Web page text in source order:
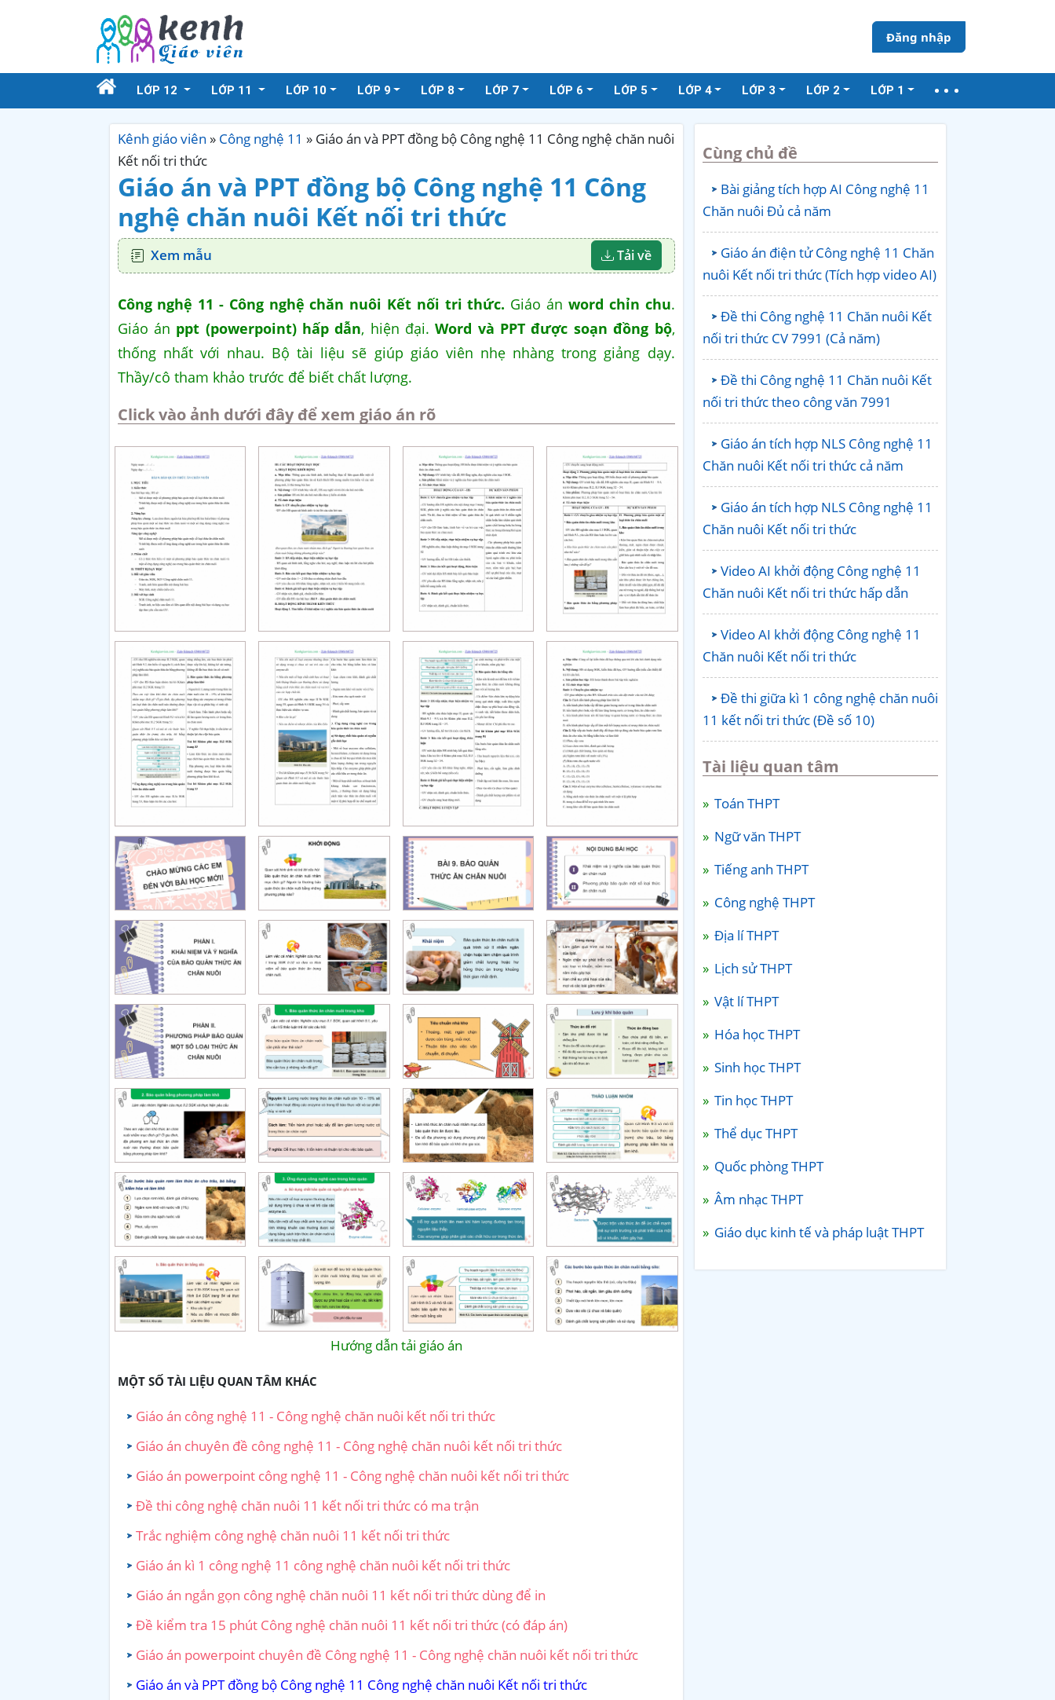
Đăng nhập
LỚP 12 LỚP 11 LỚP 10 LỚP 9 LỚP 8 LỚP 7 LỚP 6 LỚP 5 LỚP 4 LỚP 3 LỚP 2 LỚP 1
Kênh giáo viên » Công nghệ 11 » Giáo án và PPT đồng bộ Công nghệ 11 Công nghệ chăn nuôi
Kết nối tri thức
Giáo án và PPT đồng bộ Công nghệ 11 Công
nghệ chăn nuôi Kết nối tri thức
Xem mẫu Tải về
Công nghệ 11 - Công nghệ chăn nuôi Kết nối tri thức. Giáo án word chỉn chu.
Giáo án ppt (powerpoint) hấp dẫn, hiện đại.Word và PPT được soạn đồng bộ,
thống nhất với nhau. Bộ tài liệu sẽ giúp giáo viên nhẹ nhàng trong giảng dạy.
Thầy/cô tham khảo trước để biết chất lượng.
Click vào ảnh dưới đây để xem giáo án rõ
Hướng dẫn tải giáo án
MỘT SỐ TÀI LIỆU QUAN TÂM KHÁC
Giáo án công nghệ 11 - Công nghệ chăn nuôi kết nối tri thức
Giáo án chuyên đề công nghệ 11 - Công nghệ chăn nuôi kết nối tri thức
Giáo án powerpoint công nghệ 11 - Công nghệ chăn nuôi kết nối tri thức
Đề thi công nghệ chăn nuôi 11 kết nối tri thức có ma trận
Trắc nghiệm công nghệ chăn nuôi 11 kết nối tri thức
Giáo án kì 1 công nghệ 11 công nghệ chăn nuôi kết nối tri thức
Giáo án ngắn gọn công nghệ chăn nuôi 11 kết nối tri thức dùng để in
Đề kiểm tra 15 phút Công nghệ chăn nuôi 11 kết nối tri thức (có đáp án)
Giáo án powerpoint chuyên đề Công nghệ 11 - Công nghệ chăn nuôi kết nối tri thức
Giáo án và PPT đồng bộ Công nghệ 11 Công nghệ chăn nuôi Kết nối tri thức
Cùng chủ đề
Bài giảng tích hợp AI Công nghệ 11
Chăn nuôi Đủ cả năm
Giáo án điện tử Công nghệ 11 Chăn
nuôi Kết nối tri thức (Tích hợp video AI)
Đề thi Công nghệ 11 Chăn nuôi Kết
nối tri thức CV 7991 (Cả năm)
Đề thi Công nghệ 11 Chăn nuôi Kết
nối tri thức theo công văn 7991
Giáo án tích hợp NLS Công nghệ 11
Chăn nuôi Kết nối tri thức cả năm
Giáo án tích hợp NLS Công nghệ 11
Chăn nuôi Kết nối tri thức
Video AI khởi động Công nghệ 11
Chăn nuôi Kết nối tri thức hấp dẫn
Video AI khởi động Công nghệ 11
Chăn nuôi Kết nối tri thức
Đề thi giữa kì 1 công nghệ chăn nuôi
11 kết nối tri thức (Đề số 10)
Tài liệu quan tâm
Toán THPT
Ngữ văn THPT
Tiếng anh THPT
Công nghệ THPT
Địa lí THPT
Lịch sử THPT
Vật lí THPT
Hóa học THPT
Sinh học THPT
Tin học THPT
Thể dục THPT
Quốc phòng THPT
Âm nhạc THPT
Giáo dục kinh tế và pháp luật THPT